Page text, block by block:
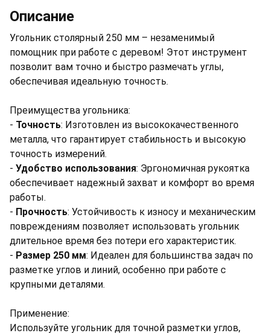
Описание
Угольник столярный 250 мм – незаменимый
помощник при работе с деревом! Этот инструмент
позволит вам точно и быстро размечать углы,
обеспечивая идеальную точность.
Преимущества угольника:
- Точность: Изготовлен из высококачественного
металла, что гарантирует стабильность и высокую
точность измерений.
- Удобство использования: Эргономичная рукоятка
обеспечивает надежный захват и комфорт во время
работы.
- Прочность: Устойчивость к износу и механическим
повреждениям позволяет использовать угольник
длительное время без потери его характеристик.
- Размер 250 мм: Идеален для большинства задач по
разметке углов и линий, особенно при работе с
крупными деталями.
Применение:
Используйте угольник для точной разметки углов,